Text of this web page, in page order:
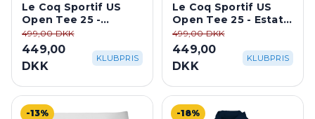
Le Coq Sportif US
Open Tee 25 -
Apricot Orange
499,00 DKK
449,00
DKK
KLUBPRIS
Le Coq Sportif US
Open Tee 25 - Estate
Blue
499,00 DKK
449,00
DKK
KLUBPRIS
-13% -18%